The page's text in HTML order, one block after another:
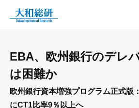
EBA、欧州銀行のデレ
は困難か
欧州銀行資本増強プログラム正式版
にCT1比率9％以上へ